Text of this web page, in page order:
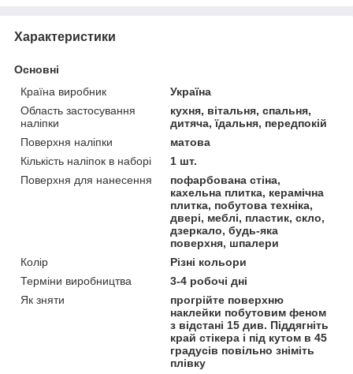
Характеристики
Основні
Країна виробник
Україна
Область застосування
наліпки
кухня, вітальня, спальня,
дитяча, їдальня, передпокій
Поверхня наліпки
матова
Кількість наліпок в наборі
1 шт.
Поверхня для нанесення
пофарбована стіна,
кахельна плитка, керамічна
плитка, побутова техніка,
двері, меблі, пластик, скло,
дзеркало, будь-яка
поверхня, шпалери
Колір
Різні кольори
Терміни виробництва
3-4 робочі дні
Як зняти
прогрійте поверхню
наклейки побутовим феном
з відстані 15 див. Піддягніть
край стікера і під кутом в 45
градусів повільно зніміть
плівку